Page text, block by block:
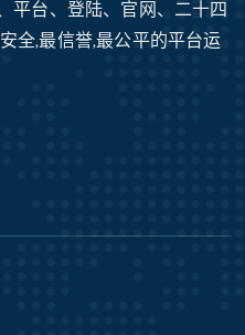
平台、登陆、官网、二十四
全,最信誉,最公平的平台运